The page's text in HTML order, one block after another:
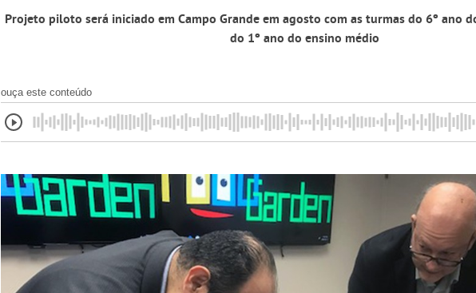
Projeto piloto será iniciado em Campo Grande em agosto com as turmas do 6º ano
do 1º ano do ensino médio
ouça este conteúdo